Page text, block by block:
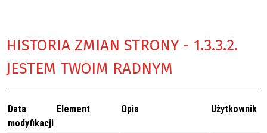
HISTORIA ZMIAN STRONY - 1.3.3.2.
JESTEM TWOIM RADNYM
Data
modyfikacji
Element Opis Użytkownik